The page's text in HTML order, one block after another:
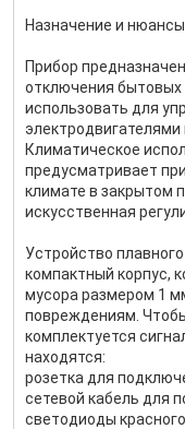
Назначение и
Прибор
отключения
использовать для
Климатическое
предусматривает
климате в закрытом
искусственная
Устройство
компактный корпус,
мусора размером 1
повреждениям.
комплектуется
находятся:
розетка для
сетевой кабель для
светодиоды